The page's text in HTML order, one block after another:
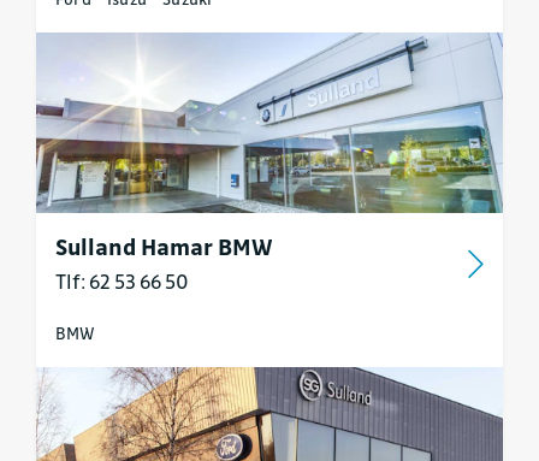
Sulland Hamar BMW
Tlf: 62 53 66 50
BMW